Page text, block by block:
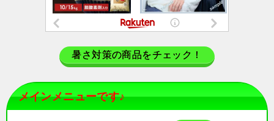
暑さ対策の商品をチェック！
メインメニューです♪